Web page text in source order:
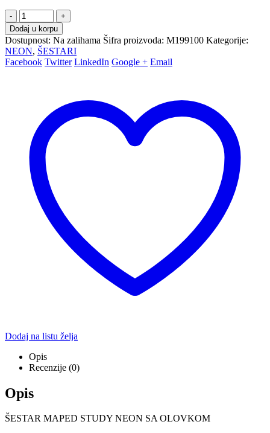
-
+
Dodaj u korpu
Dostupnost: Na zalihama Šifra proizvoda: M199100 Kategorije:
NEON, ŠESTARI
Facebook Twitter LinkedIn Google + Email
Dodaj na listu želja
Opis
Recenzije (0)
Opis
ŠESTAR MAPED STUDY NEON SA OLOVKOM